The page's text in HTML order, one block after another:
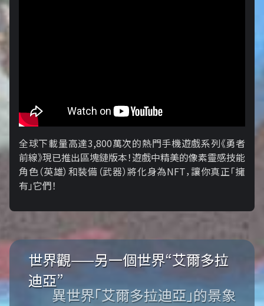
全球下載量高達3,800萬次的熱門手機遊戲系列《勇者
前線》現已推出區塊鏈版本！遊戲中精美的像素靈感技能
角色（英雄）和裝備（武器）將化身為NFT，讓你真正「擁​​
有」它們！
世界觀——另一個世界“艾爾多拉
迪亞”
異世界「艾爾多拉迪亞」的景象